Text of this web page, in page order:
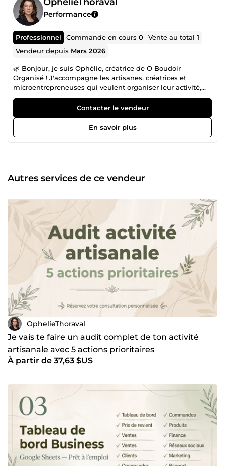
Performance
Professionnel Commande en cours0 Vente au total1
Vendeur depuis Mars 2026
🌿 Bonjour, je suis Ophélie, créatrice de O Boudoir
Organisé ! J'accompagne les artisanes, créatrices et
microentrepreneuses qui veulent organiser leur activité,
gagner en visibilité et vendre sereinement — sans se
noyer dans les outils compliqués. 💚 Basée à Six-Fours-les-
Plages dans le Var, je crée des ressources digitales clés en
main spécialement conçues pour les femmes qui créent et
entreprennent. 🎨 Ce que je fais concrètement : • Tableaux
Optimisation SEO boutique &amp; site web ✅ Mes clientes
repartent avec : • Une activité organisée et structurée • Des
vision claire de leurs prochaines étapes • La sérénité de
savoir où elles vont 💬 &quot;Moins de stress, plus de
résultats&quot; — c'est ma promesse. 👉 Parcours mes
services et écris-moi si tu as des questions — je réponds
rapidement ! 🌸
Contacter le vendeur
En savoir plus
Autres services de ce vendeur
OphelieThoraval
Je vais te faire un audit complet de ton activité
artisanale avec 5 actions prioritaires
À partir de 37,63 $US